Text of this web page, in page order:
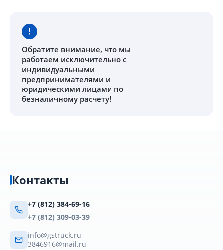
Обратите внимание, что мы
работаем исключительно с
индивидуальными
предпринимателями и
юридическими лицами по
безналичному расчету!
Контакты
+7 (812) 384-69-16
+7 (812) 309-03-39
info@gstruck.ru
3846916@mail.ru